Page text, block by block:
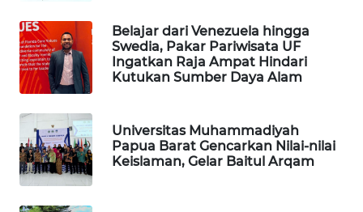
Belajar dari Venezuela hingga
Swedia, Pakar Pariwisata UF
Ingatkan Raja Ampat Hindari
Kutukan Sumber Daya Alam
Universitas Muhammadiyah
Papua Barat Gencarkan Nilai-nilai
Keislaman, Gelar Baitul Arqam
Wahana
Network
KONSUMEN
MASYARAKAT
KELISTRIKAN
WALINKI